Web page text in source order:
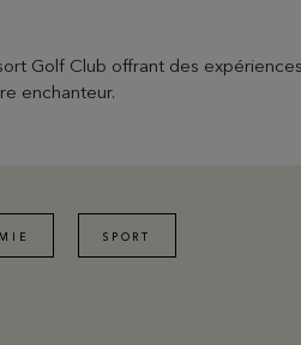
Golf Club offrant des
enchanteur.
SPORT